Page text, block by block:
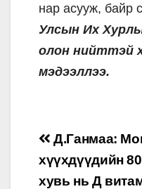
нар асууж, байр
Улсын Их
олон нийттэй
мэдээллээ.
Post
navigation
Д.Ганмаа:
хүүхдүүдийн 80
хувь нь Д